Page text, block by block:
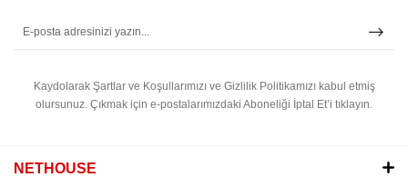
verimli olması, aynı zamanda enerji tasarrufu
kullanıcıların ihtiyaçlarına göre farklı
soğutma çözümleri sunarak,
Kaydolarak Şartlar ve Koşullarımızı ve Gizlilik Politikamızı kabul etmiş
olursunuz. Çıkmak için e-postalarımızdaki Aboneliği İptal Et’i tıklayın.
NETHOUSE